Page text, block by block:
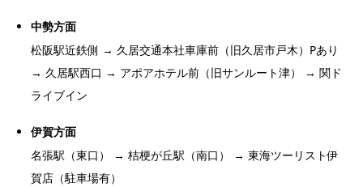
中勢方面
松阪駅近鉄側 → 久居交通本社車庫前（旧久居市戸木）Pあり
→ 久居駅西口 → アポアホテル前（旧サンルート津） → 関ド
ライブイン
伊賀方面
名張駅（東口） → 桔梗が丘駅（南口） → 東海ツーリスト伊
賀店（駐車場有）